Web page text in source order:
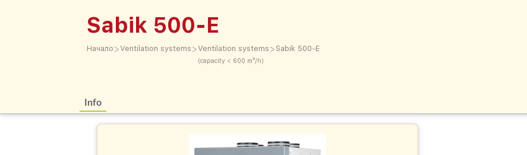
Sabik 500-E
Начало >Ventilation systems >Ventilation systems
(capacity < 600 m³/h)
> Sabik 500-E
Info